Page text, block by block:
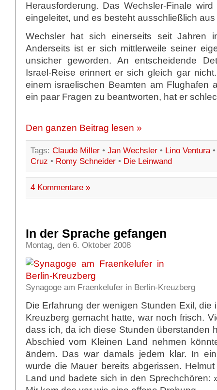
Herausforderung. Das Wechsler-Finale
eingeleitet, und es besteht ausschließlich aus
Wechsler hat sich einerseits seit Jahren
Anderseits ist er sich mittlerweile seiner
unsicher geworden. An entscheidende
Israel-Reise erinnert er sich gleich gar
einem israelischen Beamten am Flughafen
ein paar Fragen zu beantworten, hat er
Den ganzen Beitrag lesen »
Tags: Claude Miller• Jan Wechsler• Lino Ventura
Cruz • Romy Schneider• Die Leinwand
4 Kommentare »
In der Sprache gefangen
Montag, den 6. Oktober 2008
Synagoge am Fraenkelufer in Berlin-Kreuzberg
Die Erfahrung der wenigen Stunden Exil, die
Kreuzberg gemacht hatte, war noch frisch.
dass ich, da ich diese Stunden überstanden
Abschied vom Kleinen Land nehmen
ändern. Das war damals jedem klar. In
wurde die Mauer bereits abgerissen.
Land und badete sich in den Sprechchören: